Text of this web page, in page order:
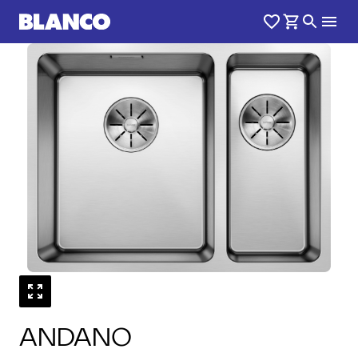
ANDANO
1 /0